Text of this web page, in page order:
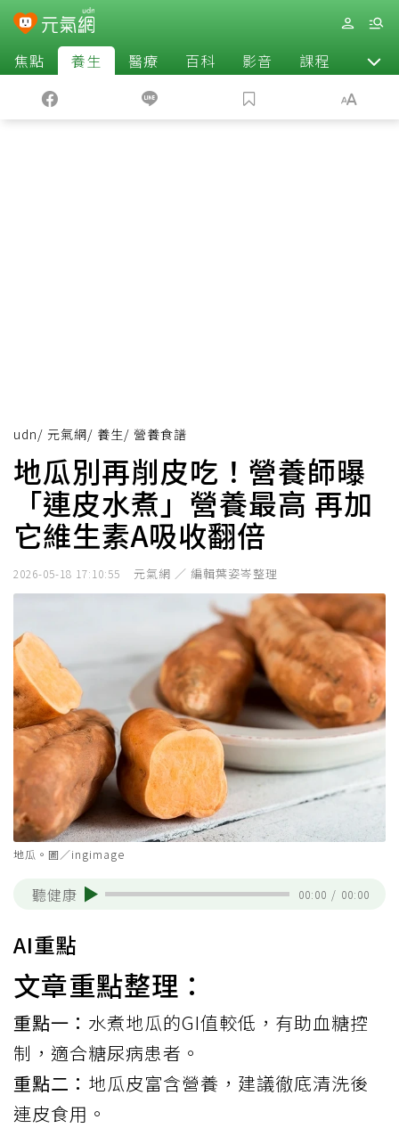
焦點 養生 醫療 百科 影音 課程 退休
udn/ 元氣網/ 養生/ 營養食譜
地瓜別再削皮吃！營養師曝
「連皮水煮」營養最高 再加
它維生素A吸收翻倍
2026-05-18 17:10:55 元氣網 ／ 編輯葉姿岑整理
地瓜。圖／ingimage
聽健康 00:00 / 00:00
AI重點
文章重點整理：
重點一： 水煮地瓜的GI值較低，有助血糖控
制，適合糖尿病患者。
重點二： 地瓜皮富含營養，建議徹底清洗後
連皮食用。